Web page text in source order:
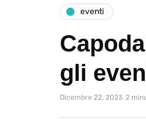
eventi
gli
Dicembre 22, 2023 2